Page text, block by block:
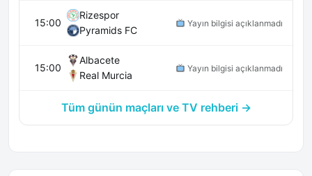
15:00
Rizespor
Pyramids FC
Yayın bilgisi açıklanmadı
15:00
Albacete
Real Murcia
Yayın bilgisi açıklanmadı
Tüm günün maçları ve TV rehberi →